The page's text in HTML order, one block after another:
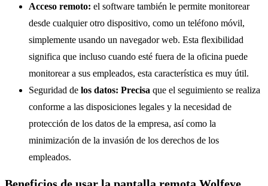
Acceso remoto: el software también le permite monitorear
desde cualquier otro dispositivo, como un teléfono móvil,
simplemente usando un navegador web. Esta flexibilidad
significa que incluso cuando esté fuera de la oficina puede
monitorear a sus empleados, esta característica es muy útil.
Seguridad de los datos: Precisa que el seguimiento se realiza
conforme a las disposiciones legales y la necesidad de
protección de los datos de la empresa, así como la
minimización de la invasión de los derechos de los
empleados.